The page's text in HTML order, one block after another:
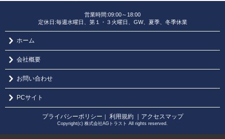
営業時間:09:00～18:00
定休日:毎週水曜日、第１・３火曜日、GW、夏季、冬季休業
ホーム
会社概要
お問い合わせ
PCサイト
プライバシーポリシー 利用規約 ｜アクセスマップ
Copyright(c) 株式会社AGトラスト All rights reserved.